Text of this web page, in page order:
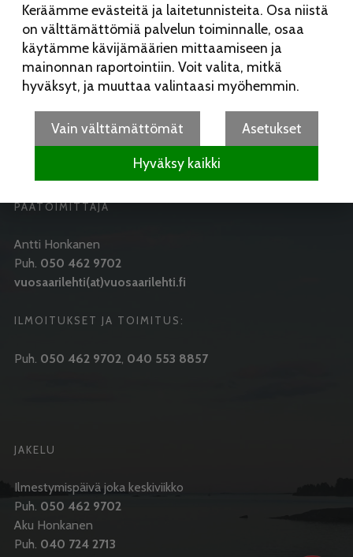
Toimitus:
Vuosaari-lehti
Merikorttikuja 6 E
00960 Helsinki
Puh:
050 462 9702
vuosaarilehti(at)vuosaarilehti.fi
PÄÄTOIMITTAJA
Antti Honkanen
Puh. 050 462 9702
vuosaarilehti(at)vuosaarilehti.fi
ILMOITUKSET JA TOIMITUS:
Puh. 050 462 9702, 040 553 8857
JAKELU
Ilmestymispäivä joka keskiviikko
Puh. 050 462 9702
Aku Honkanen
Puh. 040 724 2713
Keräämme evästeitä ja laitetunnisteita. Osa niistä
on välttämättömiä palvelun toiminnalle, osaa
käytämme kävijämäärien mittaamiseen ja
mainonnan raportointiin. Voit valita, mitkä
hyväksyt, ja muuttaa valintaasi myöhemmin.
Vain välttämättömät Asetukset
Hyväksy kaikki